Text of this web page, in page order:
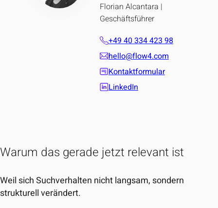
Florian Alcantara |
Geschäftsführer
+49 40 334 423 98
hello@flow4.com
Kontaktformular
LinkedIn
Warum das gerade jetzt relevant ist
Weil sich Suchverhalten nicht langsam, sondern
strukturell verändert.